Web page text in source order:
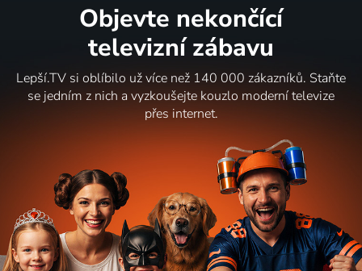
Objevte nekončící
televizní zábavu
Lepší.TV si oblíbilo už více než 140 000 zákazníků. Staňte
se jedním z nich a vyzkoušejte kouzlo moderní televize
přes internet.